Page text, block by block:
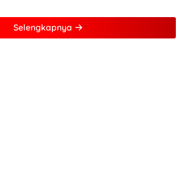
Selengkapnya